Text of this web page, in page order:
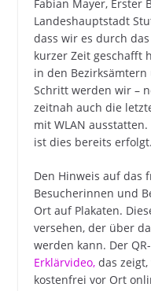
Fabian Mayer, Erster
Landeshauptstadt
dass wir es durch
kurzer Zeit geschafft
in den
Schritt werden wir –
zeitnah auch die
mit WLAN
ist dies bereits
Den Hinweis auf das
Besucherinnen und
Ort auf Plakaten.
versehen, der über
werden kann. Der
Erklärvideo,das zeigt,
kostenfrei vor Ort